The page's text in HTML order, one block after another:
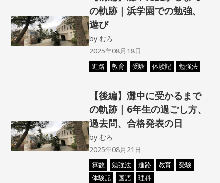
の軌跡｜浜学園での勉強、
遊び
byむろ
2025年08月18日
進路 教育 受験 体験記 勉強法
【後編】灘中に受かるまで
の軌跡｜6年生の過ごし方、
過去問、合格発表の日
byむろ
2025年08月21日
算数 勉強法 進路 教育
受験
体験記
国語 理科